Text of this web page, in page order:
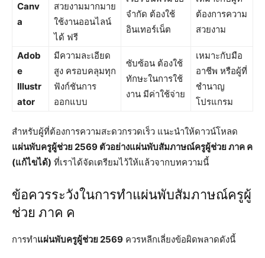
Canv
a
สวยงามมากมาย
ใช้งานออนไลน์
ได้ ฟรี
จำกัด ต้องใช้
อินเทอร์เน็ต
ต้องการความ
สวยงาม
Adob
e
Illustr
ator
มีความละเอียด
สูง ครอบคลุมทุก
ฟังก์ชันการ
ออกแบบ
ซับซ้อน ต้องใช้
ทักษะในการใช้
งาน มีค่าใช้จ่าย
เหมาะกับมือ
อาชีพ หรือผู้ที่
ชำนาญ
โปรแกรม
สำหรับผู้ที่ต้องการความสะดวกรวดเร็ว แนะนำให้ดาวน์โหลด
แผ่นพับครูผู้ช่วย 2569 ตัวอย่างแผ่นพับสัมภาษณ์ครูผู้ช่วย ภาค ค
(แก้ไขได้) ที่เราได้จัดเตรียมไว้ให้แล้วจากบทความนี้
ข้อควรระวังในการทำแผ่นพับสัมภาษณ์ครูผู้
ช่วย ภาค ค
การทำแผ่นพับครูผู้ช่วย 2569 ควรหลีกเลี่ยงข้อผิดพลาดดังนี้